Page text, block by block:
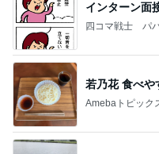
インターン面
四コマ戦士 パ
若乃花 食べや
Amebaトピック